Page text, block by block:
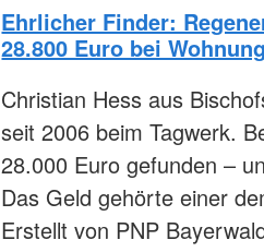
Ehrlicher Finder:
28.800 Euro bei
Christian Hess aus
seit 2006 beim Tagwerk.
28.000 Euro gefunden –
Das Geld gehörte einer
Erstellt von PNP